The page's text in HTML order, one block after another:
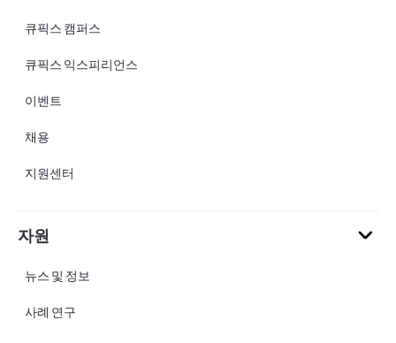
큐픽스 캠퍼스
큐픽스 익스피리언스
이벤트
채용
지원센터
자원
뉴스 및 정보
사례 연구